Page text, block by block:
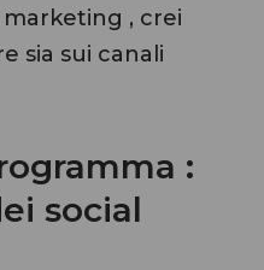
, crei
sia sui canali
:
social